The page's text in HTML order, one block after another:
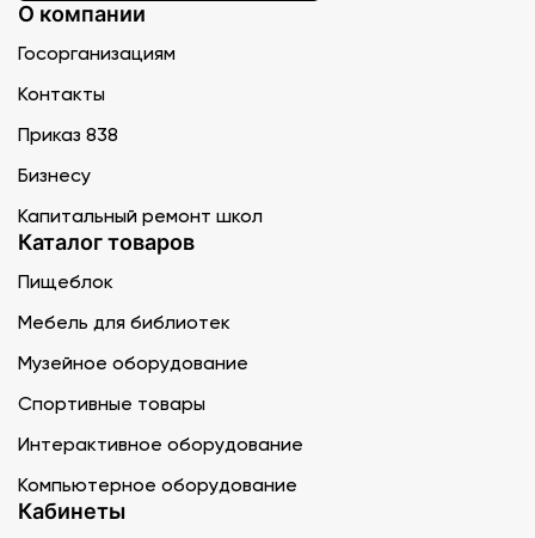
О компании
Госорганизациям
Контакты
Приказ 838
Бизнесу
Капитальный ремонт школ
Каталог товаров
Пищеблок
Мебель для библиотек
Музейное оборудование
Спортивные товары
Интерактивное оборудование
Компьютерное оборудование
Кабинеты